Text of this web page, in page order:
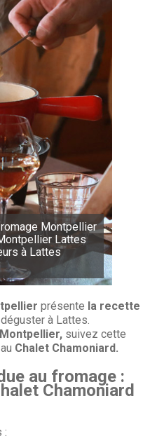
Montpellier
Lattes
à Lattes
présente la recette
à Lattes.
suivez cette
Chalet Chamoniard.
au fromage :
Chamoniard
: